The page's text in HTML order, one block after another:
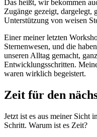
Das heißt, wir bekommen
Zugänge gezeigt, dargelegt,
Unterstützung von weisen
Einer meiner letzten
Sternenwesen, und die
unseren Alltag gemacht,
Entwicklungsschritten.
waren wirklich begeistert.
Zeit für den
Jetzt ist es aus meiner Sicht
Schritt. Warum ist es Zeit?